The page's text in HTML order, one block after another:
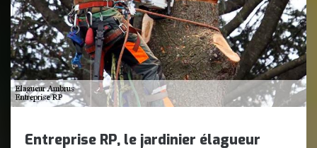
Entreprise RP, le jardinier élagueur